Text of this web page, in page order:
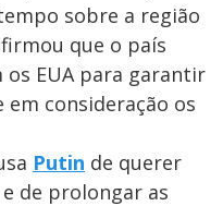
sobre a região
que o país
EUA para garantir
em consideração os
Putin de querer
de prolongar as